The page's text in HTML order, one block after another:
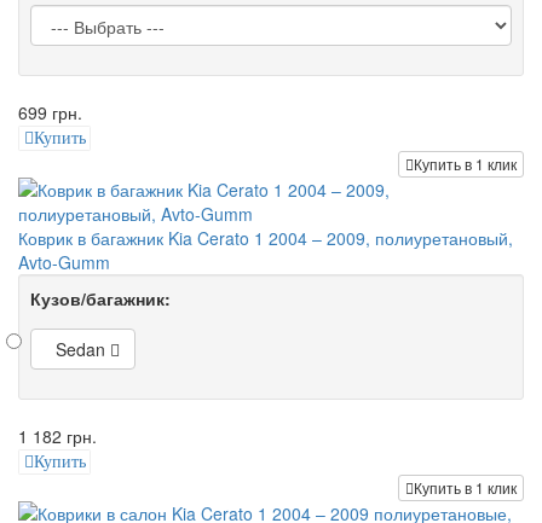
699 грн.
Купить
Купить в 1 клик
Коврик в багажник Kia Cerato 1 2004 – 2009, полиуретановый,
Avto-Gumm
Кузов/багажник:
Sedan
1 182 грн.
Купить
Купить в 1 клик